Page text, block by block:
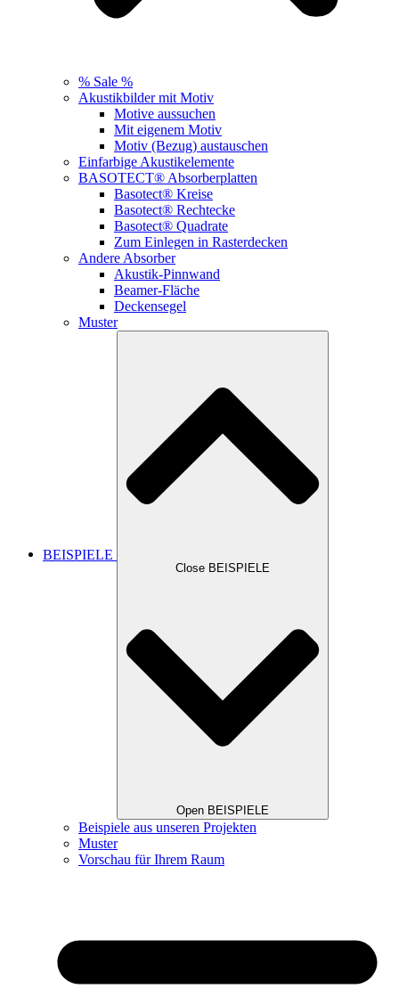
% Sale %
Akustikbilder mit Motiv
Motive aussuchen
Mit eigenem Motiv
Motiv (Bezug) austauschen
Einfarbige Akustikelemente
BASOTECT® Absorberplatten
Basotect® Kreise
Basotect® Rechtecke
Basotect® Quadrate
Zum Einlegen in Rasterdecken
Andere Absorber
Akustik-Pinnwand
Beamer-Fläche
Deckensegel
Muster
BEISPIELE
Close BEISPIELE
Open BEISPIELE
Beispiele aus unseren Projekten
Muster
Vorschau für Ihrem Raum